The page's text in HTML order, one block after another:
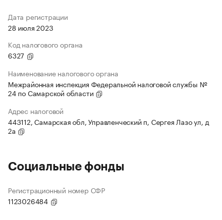
Дата регистрации
28 июля 2023
Код налогового органа
6327
Наименование налогового органа
Межрайонная инспекция Федеральной налоговой службы №
24 по Самарской области
Адрес налоговой
443112, Самарская обл, Управленческий п, Сергея Лазо ул, д
2а
Социальные фонды
Регистрационный номер СФР
1123026484